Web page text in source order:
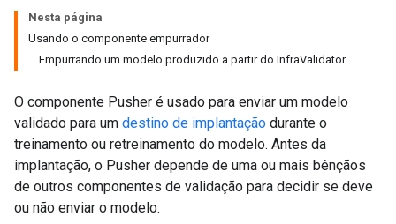
Nesta página
Usando o componente empurrador
Empurrando um modelo produzido a partir do InfraValidator.
O componente Pusher é usado para enviar um modelo
validado para um destino de implantação durante o
treinamento ou retreinamento do modelo. Antes da
implantação, o Pusher depende de uma ou mais bênçãos
de outros componentes de validação para decidir se deve
ou não enviar o modelo.